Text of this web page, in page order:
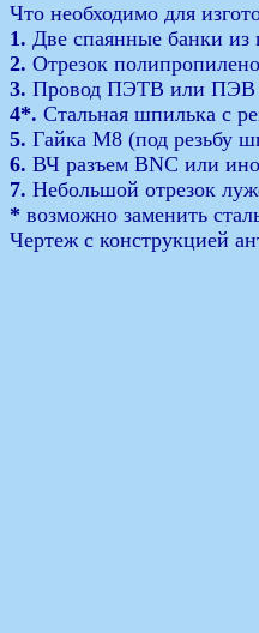
Что необходимо для
1. Две спаянные банки
2. Отрезок
3. Провод ПЭТВ или ПЭВ
4*. Стальная шпилька с
5. Гайка М8 (под резьбу
6. ВЧ разъем BNC или
7. Небольшой отрезок
* возможно заменить
Чертеж с конструкцией